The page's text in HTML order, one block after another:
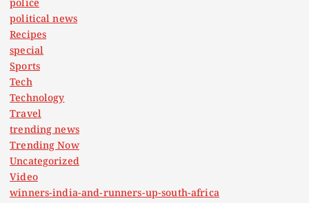
police
political news
Recipes
special
Sports
Tech
Technology
Travel
trending news
Trending Now
Uncategorized
Video
winners-india-and-runners-up-south-africa